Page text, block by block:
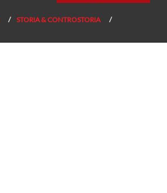
STORIA & CONTROSTORIA